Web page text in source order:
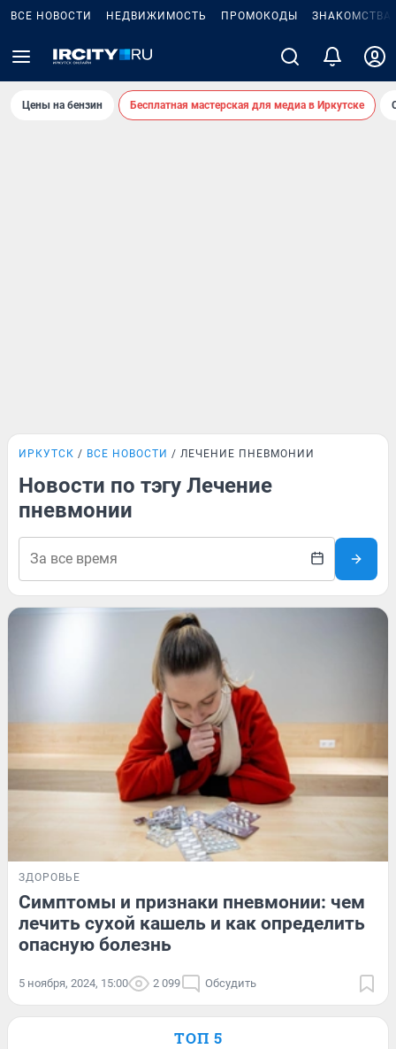
ВСЕ НОВОСТИ НЕДВИЖИМОСТЬ ПРОМОКОДЫ ЗНАКОМСТВА
Цены на бензин Бесплатная мастерская для медиа в Иркутске
ИРКУТСК ВСЕ НОВОСТИ ЛЕЧЕНИЕ ПНЕВМОНИИ
Новости по тэгу Лечение
пневмонии
ЗДОРОВЬЕ
Симптомы и признаки пневмонии: чем
лечить сухой кашель и как определить
опасную болезнь
5 ноября, 2024, 15:00 2 099 Обсудить
ТОП 5